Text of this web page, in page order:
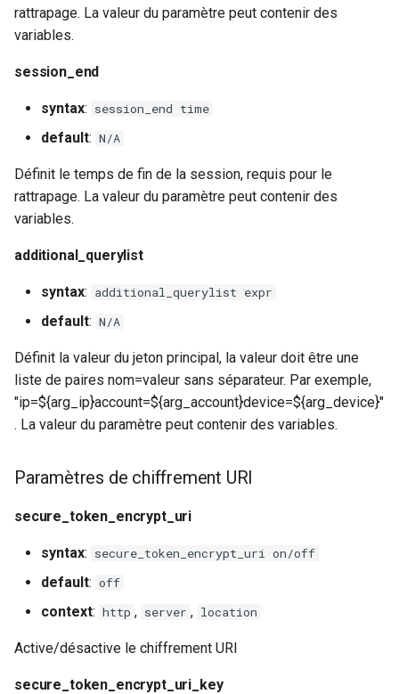
rattrapage. La valeur du paramètre peut contenir des
variables.
session_end
syntax: session_end time
default: N/A
Définit le temps de fin de la session, requis pour le
rattrapage. La valeur du paramètre peut contenir des
variables.
additional_querylist
syntax: additional_querylist expr
default: N/A
Définit la valeur du jeton principal, la valeur doit être une
liste de paires nom=valeur sans séparateur. Par exemple,
"ip=${arg_ip}account=${arg_account}device=${arg_device}"
. La valeur du paramètre peut contenir des variables.
Paramètres de chiffrement URI
secure_token_encrypt_uri
syntax: secure_token_encrypt_uri on/off
default: off
context: http , server , location
Active/désactive le chiffrement URI
secure_token_encrypt_uri_key